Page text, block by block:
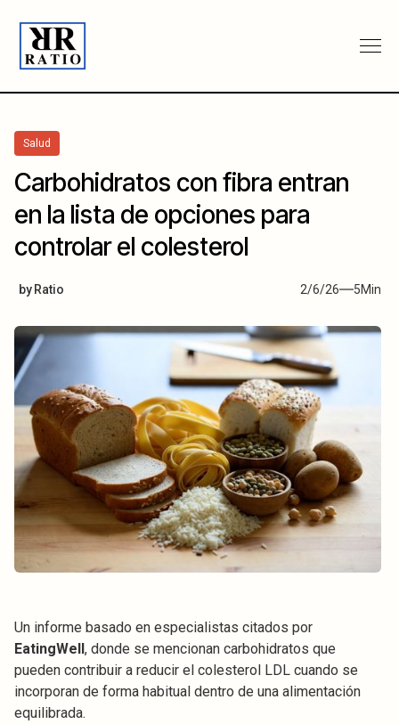
Salud
Carbohidratos con fibra entran
en la lista de opciones para
controlar el colesterol
by Ratio 2/6/26 5Min
Un informe basado en especialistas citados por
EatingWell, donde se mencionan carbohidratos que
pueden contribuir a reducir el colesterol LDL cuando se
incorporan de forma habitual dentro de una alimentación
equilibrada.